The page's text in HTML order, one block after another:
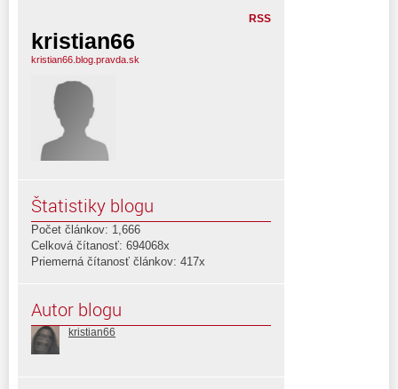
RSS
kristian66
kristian66.blog.pravda.sk
Štatistiky blogu
Počet článkov: 1,666
Celková čítanosť: 694068x
Priemerná čítanosť článkov: 417x
Autor blogu
kristian66